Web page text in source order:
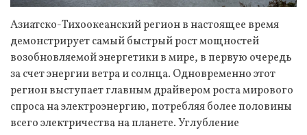
Азиатско-Тихоокеанский регион в настоящее время
демонстрирует самый быстрый рост мощностей
возобновляемой энергетики в мире, в первую очередь
за счет энергии ветра и солнца. Одновременно этот
регион выступает главным драйвером роста мирового
спроса на электроэнергию, потребляя более половины
всего электричества на планете. Углубление